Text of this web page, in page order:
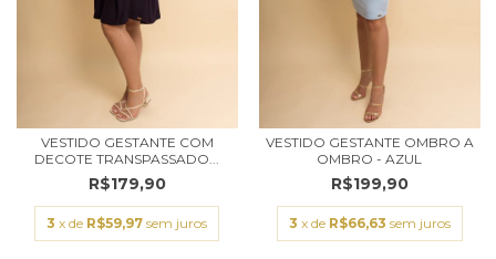
VESTIDO GESTANTE COM
DECOTE TRANSPASSADO...
R$179,90
3 x de R$59,97 sem juros
VESTIDO GESTANTE OMBRO A
OMBRO - AZUL
R$199,90
3 x de R$66,63 sem juros